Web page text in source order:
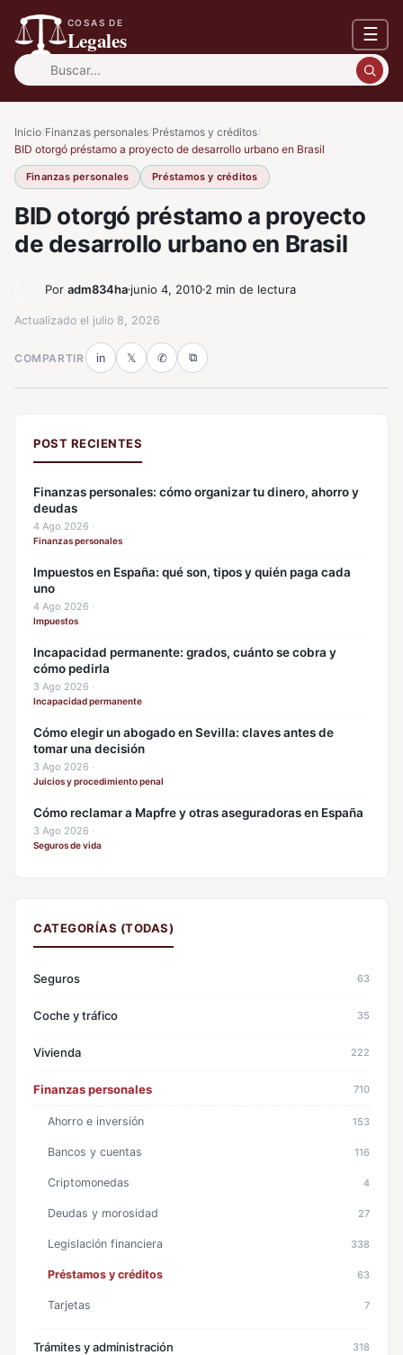
COSAS DE
Legales ☰
Buscar:
Inicio/Finanzas personales/Préstamos y créditos/
BID otorgó préstamo a proyecto de desarrollo urbano en Brasil
Finanzas personales Préstamos y créditos
BID otorgó préstamo a proyecto
de desarrollo urbano en Brasil
Por adm834ha junio 4, 2010 2 min de lectura
Actualizado el julio 8, 2026
COMPARTIR in 𝕏 ✆ ⧉
POST RECIENTES
Finanzas personales: cómo organizar tu dinero, ahorro y
deudas
4 Ago 2026 ·
Finanzas personales
Impuestos en España: qué son, tipos y quién paga cada
uno
4 Ago 2026 ·
Impuestos
Incapacidad permanente: grados, cuánto se cobra y
cómo pedirla
3 Ago 2026 ·
Incapacidad permanente
Cómo elegir un abogado en Sevilla: claves antes de
tomar una decisión
3 Ago 2026 ·
Juicios y procedimiento penal
Cómo reclamar a Mapfre y otras aseguradoras en España
3 Ago 2026 ·
Seguros de vida
CATEGORÍAS (TODAS)
Seguros 63
Coche y tráfico 35
Vivienda 222
Finanzas personales 710
Ahorro e inversión 153
Bancos y cuentas 116
Criptomonedas 4
Deudas y morosidad 27
Legislación financiera 338
Préstamos y créditos 63
Tarjetas 7
Trámites y administración 318